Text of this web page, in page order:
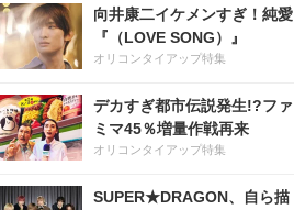
向井康二イケメンすぎ！純愛
『（LOVE SONG）』
オリコンタイアップ特集
デカすぎ都市伝説発生!?ファ
ミマ45％増量作戦再来
オリコンタイアップ特集
SUPER★DRAGON、自ら描